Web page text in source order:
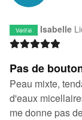
Vérifié Isabelle
Pas de
Peau mixte,
d'eaux
me donne pas